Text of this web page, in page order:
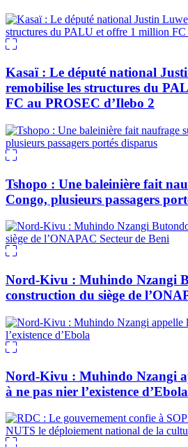
Kasaï : Le député national
remobilise les structures du
FC au PROSEC d’Ilebo 2
Tshopo : Une baleinière fait
Congo, plusieurs passagers
Nord-Kivu : Muhindo Nzangi
construction du siège de
Nord-Kivu : Muhindo Nzangi
à ne pas nier l’existence d’Ebola